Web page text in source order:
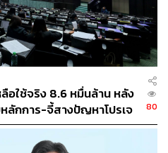
ในระดับปฏิบัติการ ปัญหา
ณะคล้ายคลึงกับอดีต ไม่ว่าจะ
งท้องถิ่น สมาชิกสภา
รทุจริตของเจ้าหน้าที่ตามเขต
ต่างๆ ยังมีอยู่ ซึ่งจุดนี้เป็นเรื่อง
ไม่สามารถบริหารจัดการหรือ
ได้” อาจารย์มานะ สะท้อน
อใช้จริง 8.6 หมื่นล้าน หลัง
ลักการ-จี้สางปัญหาโปรเจ
80